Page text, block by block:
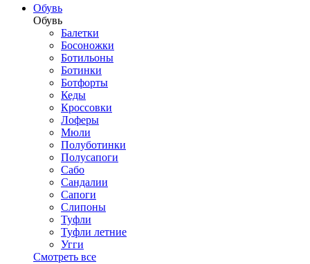
Обувь
Обувь
Балетки
Босоножки
Ботильоны
Ботинки
Ботфорты
Кеды
Кроссовки
Лоферы
Мюли
Полуботинки
Полусапоги
Сабо
Сандалии
Сапоги
Слипоны
Туфли
Туфли летние
Угги
Смотреть все